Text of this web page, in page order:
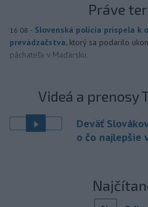
Práve
16:08 - Slovenská polícia prispela k
prevádzačstva, ktorý sa podarilo
páchateľa v Maďarsku.
Videá a prenosy
Deväť
o čo najlepšie